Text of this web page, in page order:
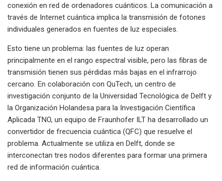
conexión en red de ordenadores cuánticos. La comunicación a
través de Internet cuántica implica la transmisión de fotones
individuales generados en fuentes de luz especiales.
Esto tiene un problema: las fuentes de luz operan
principalmente en el rango espectral visible, pero las fibras de
transmisión tienen sus pérdidas más bajas en el infrarrojo
cercano. En colaboración con QuTech, un centro de
investigación conjunto de la Universidad Tecnológica de Delft y
la Organización Holandesa para la Investigación Científica
Aplicada TNO, un equipo de Fraunhofer ILT ha desarrollado un
convertidor de frecuencia cuántica (QFC) que resuelve el
problema. Actualmente se utiliza en Delft, donde se
interconectan tres nodos diferentes para formar una primera
red de información cuántica.